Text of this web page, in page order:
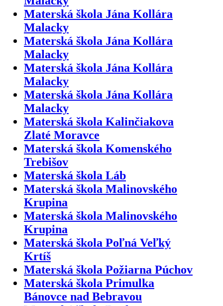
Materská škola Jána Kollára
Malacky
Materská škola Jána Kollára
Malacky
Materská škola Jána Kollára
Malacky
Materská škola Jána Kollára
Malacky
Materská škola Kalinčiakova
Zlaté Moravce
Materská škola Komenského
Trebišov
Materská škola Láb
Materská škola Malinovského
Krupina
Materská škola Malinovského
Krupina
Materská škola Poľná Veľký
Krtíš
Materská škola Požiarna Púchov
Materská škola Primulka
Bánovce nad Bebravou